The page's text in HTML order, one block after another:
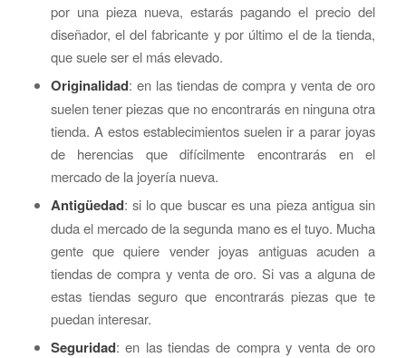
por una pieza nueva, estarás pagando el precio del
diseñador, el del fabricante y por último el de la tienda,
que suele ser el más elevado.
Originalidad: en las tiendas de compra y venta de oro
suelen tener piezas que no encontrarás en ninguna otra
tienda. A estos establecimientos suelen ir a parar joyas
de herencias que difícilmente encontrarás en el
mercado de la joyería nueva.
Antigüedad: si lo que buscar es una pieza antigua sin
duda el mercado de la segunda mano es el tuyo. Mucha
gente que quiere vender joyas antiguas acuden a
tiendas de compra y venta de oro. Si vas a alguna de
estas tiendas seguro que encontrarás piezas que te
puedan interesar.
Seguridad: en las tiendas de compra y venta de oro